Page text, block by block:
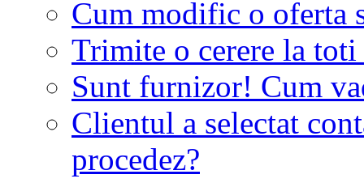
Cum modific o oferta
Trimite o cerere la
Sunt furnizor! Cum
Clientul a selectat
procedez?